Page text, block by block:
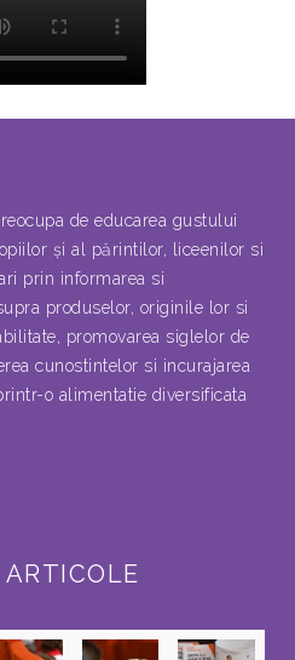
de educarea gustului
şi al părintilor, liceenilor si
prin informarea si
produselor, originile lor si
promovarea siglelor de
cunostintelor si incurajarea
o alimentatie diversificata